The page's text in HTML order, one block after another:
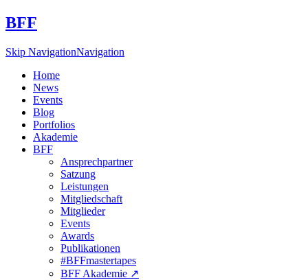
BFF
Skip NavigationNavigation
Home
News
Events
Blog
Portfolios
Akademie
BFF
Ansprechpartner
Satzung
Leistungen
Mitgliedschaft
Mitglieder
Events
Awards
Publikationen
#BFFmastertapes
BFF Akademie ↗︎